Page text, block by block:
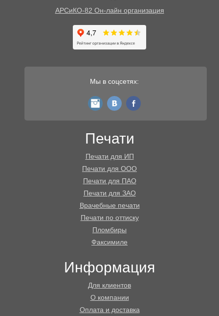
АРСиКО-82 Он-лайн организация
Мы в соцсетях:
instagram
vk fb
Печати
Печати для ИП
Печати для ООО
Печати для ПАО
Печати для ЗАО
Врачебные печати
Печати по оттиску
Пломбиры
Факсимиле
Информация
Для клиентов
О компании
Оплата и доставка